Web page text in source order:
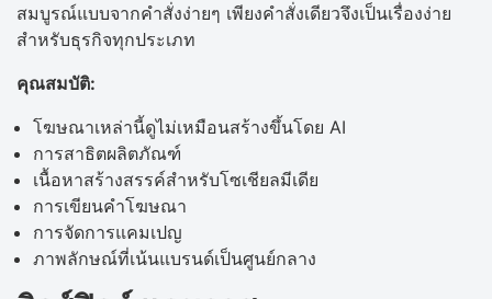
สมบูรณ์แบบจากคำสั่งง่ายๆ เพียงคำสั่งเดียวจึงเป็นเรื่องง่าย
สำหรับธุรกิจทุกประเภท
คุณสมบัติ:
โฆษณาเหล่านี้ดูไม่เหมือนสร้างขึ้นโดย AI
การสาธิตผลิตภัณฑ์
เนื้อหาสร้างสรรค์สำหรับโซเชียลมีเดีย
การเขียนคำโฆษณา
การจัดการแคมเปญ
ภาพลักษณ์ที่เน้นแบรนด์เป็นศูนย์กลาง